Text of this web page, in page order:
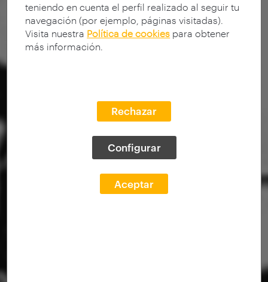
teniendo en cuenta el perfil realizado al seguir tu
navegación (por ejemplo, páginas visitadas).
Visita nuestra Política de cookies para obtener
más información.
Rechazar
Configurar
Aceptar